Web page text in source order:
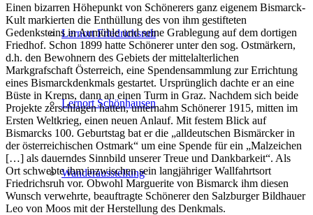
Lernort Friedrichsruh
Lernort Schönhausen
Wanderausstellung
Einen bizarren Höhepunkt von Schönerers ganz eigenem Bismarck-
Kult markierten die Enthüllung des von ihm gestifteten
Gedenksteins in Aumühle und seine Grablegung auf dem dortigen
Friedhof. Schon 1899 hatte Schönerer unter den sog. Ostmärkern,
d.h. den Bewohnern des Gebiets der mittelalterlichen
Markgrafschaft Österreich, eine Spendensammlung zur Errichtung
eines Bismarckdenkmals gestartet. Ursprünglich dachte er an eine
Büste in Krems, dann an einen Turm in Graz. Nachdem sich beide
Projekte zerschlagen hatten, unternahm Schönerer 1915, mitten im
Ersten Weltkrieg, einen neuen Anlauf. Mit festem Blick auf
Bismarcks 100. Geburtstag bat er die „alldeutschen Bismärcker in
der österreichischen Ostmark“ um eine Spende für ein „Malzeichen
[…] als dauerndes Sinnbild unserer Treue und Dankbarkeit“. Als
Ort schwebte ihm inzwischen sein langjähriger Wallfahrtsort
Friedrichsruh vor. Obwohl Marguerite von Bismarck ihm diesen
Wunsch verwehrte, beauftragte Schönerer den Salzburger Bildhauer
Leo von Moos mit der Herstellung des Denkmals.